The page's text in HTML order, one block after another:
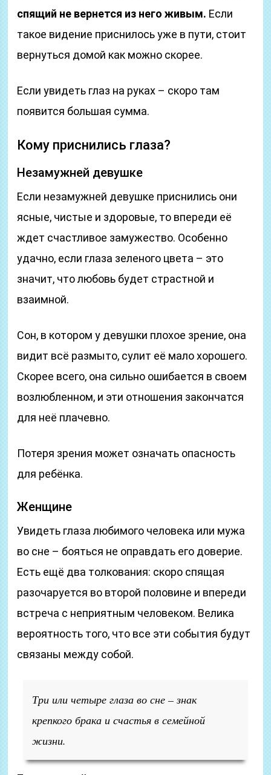
спящий не вернется из него живым. Если
такое видение приснилось уже в пути, стоит
вернуться домой как можно скорее.
Если увидеть глаз на руках – скоро там
появится большая сумма.
Кому приснились глаза?
Незамужней девушке
Если незамужней девушке приснились они
ясные, чистые и здоровые, то впереди её
ждет счастливое замужество. Особенно
удачно, если глаза зеленого цвета – это
значит, что любовь будет страстной и
взаимной.
Сон, в котором у девушки плохое зрение, она
видит всё размыто, сулит её мало хорошего.
Скорее всего, она сильно ошибается в своем
возлюбленном, и эти отношения закончатся
для неё плачевно.
Потеря зрения может означать опасность
для ребёнка.
Женщине
Увидеть глаза любимого человека или мужа
во сне – бояться не оправдать его доверие.
Есть ещё два толкования: скоро спящая
разочаруется во второй половине и впереди
встреча с неприятным человеком. Велика
вероятность того, что все эти события будут
связаны между собой.
Три или четыре глаза во сне – знак
крепкого брака и счастья в семейной
жизни.